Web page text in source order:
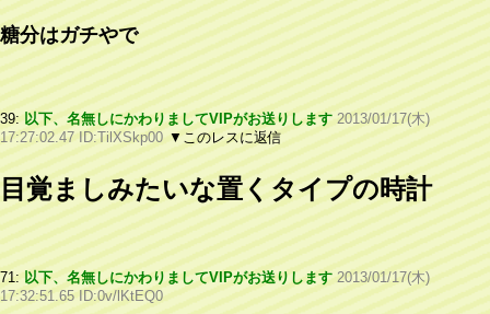
糖分はガチやで
39: 以下、名無しにかわりましてVIPがお送りします 2013/01/17(木)
17:27:02.47 ID:TilXSkp00 ▼このレスに返信
目覚ましみたいな置くタイプの時計
71: 以下、名無しにかわりましてVIPがお送りします 2013/01/17(木)
17:32:51.65 ID:0v/lKtEQ0